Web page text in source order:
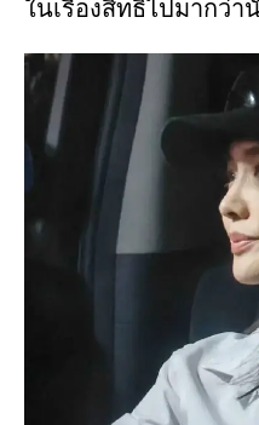
ในเรื่องสิทธิ์ไปมากว่า